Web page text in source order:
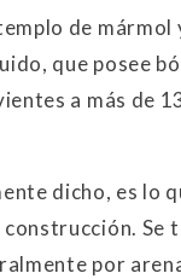
de
que posee
a más de
dicho, es lo
Se
por